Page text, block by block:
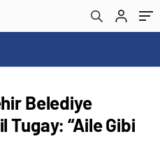
Belediye
Tugay: “Aile Gibi